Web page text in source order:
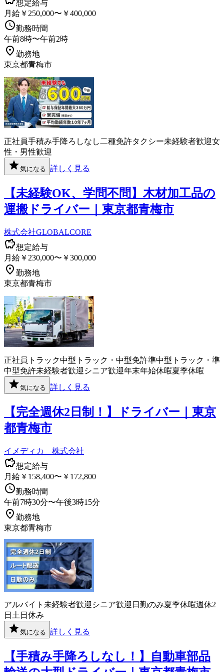
想定給与
月給￥250,000〜￥400,000
勤務時間
午前8時〜午前2時
勤務地
東京都青梅市
正社員手積み手降ろしなし二種免許タクシー未経験者歓迎女
性・男性歓迎
気になる 詳しく見る
【未経験OK、学問不問】木材加工品の
運搬ドライバー｜東京都青梅市
株式会社GLOBALCORE
想定給与
月給￥230,000〜￥300,000
勤務地
東京都青梅市
正社員 トラック中型トラック・中型免許準中型トラック・準
中型免許未経験者歓迎 シニア歓迎年末年始休暇夏季休暇
気になる 詳しく見る
【完全週休2日制！】ドライバー｜東京
都青梅市
イメディカ 株式会社
想定給与
月給￥158,400〜￥172,800
勤務時間
午前7時30分〜午後3時15分
勤務地
東京都青梅市
アルバイト 未経験者歓迎 シニア歓迎 日勤のみ夏季休暇週休2
日 土日休み
気になる 詳しく見る
【手積み手降ろしなし！】自動車部品